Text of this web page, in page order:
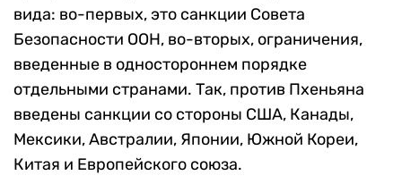
вида: во-первых, это санкции Совета
Безопасности ООН, во-вторых, ограничения,
введенные в одностороннем порядке
отдельными странами. Так, против Пхеньяна
введены санкции со стороны США, Канады,
Мексики, Австралии, Японии, Южной Кореи,
Китая и Европейского союза.